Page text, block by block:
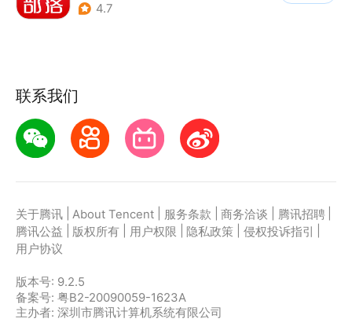
4.7
联系我们
关于腾讯 About Tencent 服务条款 商务洽谈 腾讯招聘
腾讯公益
版权所有 用户权限 隐私政策 侵权投诉指引
用户协议
版本号: 9.2.5
备案号: 粤B2-20090059-1623A
主办者: 深圳市腾讯计算机系统有限公司